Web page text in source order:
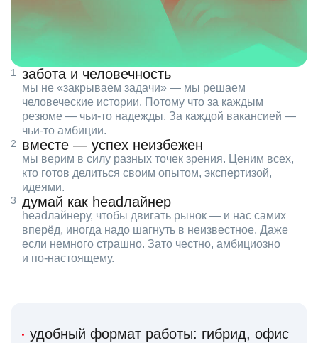
забота и человечность
мы не «закрываем задачи» — мы решаем
человеческие истории. Потому что за каждым
резюме — чьи‑то надежды. За каждой вакансией —
чьи‑то амбиции.
вместе — успех неизбежен
мы верим в силу разных точек зрения. Ценим всех,
кто готов делиться своим опытом, экспертизой,
идеями.
думай как headлайнер
headлайнеру, чтобы двигать рынок — и нас самих
вперёд, иногда надо шагнуть в неизвестное. Даже
если немного страшно. Зато честно, амбициозно
и по‑настоящему.
удобный формат работы: гибрид, офис